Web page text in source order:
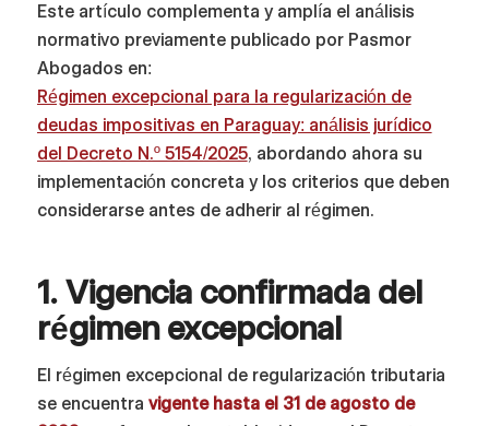
Este artículo complementa y amplía el análisis
normativo previamente publicado por Pasmor
Abogados en:
Régimen excepcional para la regularización de
deudas impositivas en Paraguay: análisis jurídico
del Decreto N.º 5154/2025, abordando ahora su
implementación concreta y los criterios que deben
considerarse antes de adherir al régimen.
1. Vigencia confirmada del
régimen excepcional
El régimen excepcional de regularización tributaria
se encuentra vigente hasta el 31 de agosto de